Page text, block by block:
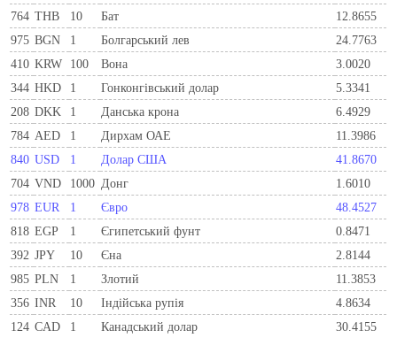
764 THB 10 Бат
12.8655
975 BGN 1 Болгарський лев
24.7763
410 KRW 100 Вона
3.0020
344 HKD 1 Гонконгівський долар
5.3341
208 DKK 1 Данська крона
6.4929
784 AED 1 Дирхам ОАЕ
11.3986
840 USD 1 Долар США
41.8670
704 VND 1000 Донг
1.6010
978 EUR 1 Євро
48.4527
818 EGP 1 Єгипетський фунт
0.8471
392 JPY 10 Єна
2.8144
985 PLN 1 Злотий
11.3853
356 INR 10 Індійська рупія
4.8634
124 CAD 1 Канадський долар
30.4155